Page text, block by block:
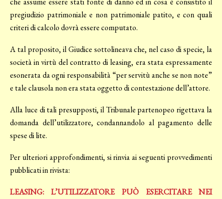
pregiudizio patrimoniale e non patrimoniale patito, e con quali
criteri di calcolo dovrà essere computato.
A tal proposito, il Giudice sottolineava che, nel caso di specie, la
società in virtù del contratto di leasing, era stata espressamente
esonerata da ogni responsabilità “per servitù anche se non note”
e tale clausola non era stata oggetto di contestazione dell’attore.
Alla luce di tali presupposti, il Tribunale partenopeo rigettava la
domanda dell’utilizzatore, condannandolo al pagamento delle
spese di lite.
Per ulteriori approfondimenti, si rinvia ai seguenti provvedimenti
pubblicati in rivista:
LEASING: L’UTILIZZATORE PUÒ ESERCITARE NEI